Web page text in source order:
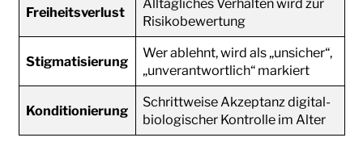
Freiheitsverlust
Alltägliches Verhalten wird zur
Risikobewertung
Stigmatisierung
Wer ablehnt, wird als „unsicher“,
„unverantwortlich“ markiert
Konditionierung
Schrittweise Akzeptanz digital-
biologischer Kontrolle im Alter